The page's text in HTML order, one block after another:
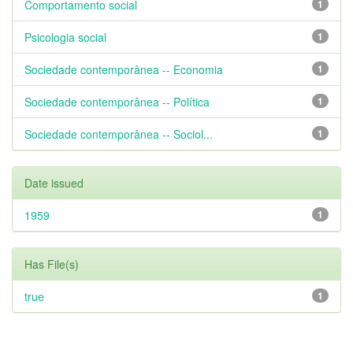
1
Comportamento social
1
Psicologia social
1
Sociedade contemporânea -- Economia
1
Sociedade contemporânea -- Política
1
Sociedade contemporânea -- Sociol...
Date issued
1
1959
Has File(s)
1
true